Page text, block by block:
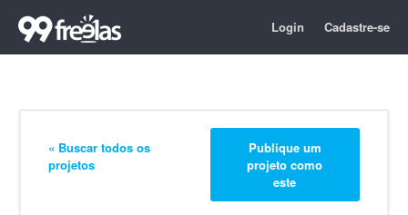
Login Cadastre-se
« Buscar todos os
projetos
Publique um
projeto como
este